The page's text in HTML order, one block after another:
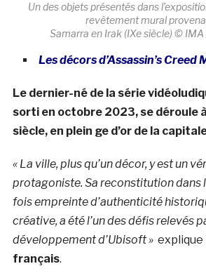
Un des objets présentés dans
revêtement mural
Samarra en Irak (IXe siècle) ©
Les décors d’Assassin’s Creed
Le dernier-né de la série
sorti en octobre 2023, se déroule
siècle, en plein ge d’or de la
« La ville, plus qu’un décor, y est un
protagoniste. Sa reconstitution dans
fois empreinte d’authenticité
créative, a été l’un des défis relevés
développement d’Ubisoft »explique
français.